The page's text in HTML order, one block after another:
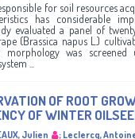
for soil resources
has considerable
evaluated a panel of
(Brassica napus L.)
morphology was
...
OF ROOT
OF WINTER
Julien ; Leclercq,